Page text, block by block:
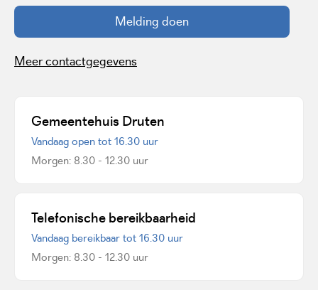
Melding doen
Meer contactgegevens
Gemeentehuis Druten
Vandaag open tot 16.30 uur
Morgen: 8.30 - 12.30 uur
Telefonische bereikbaarheid
Vandaag bereikbaar tot 16.30 uur
Morgen: 8.30 - 12.30 uur